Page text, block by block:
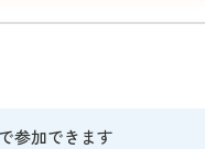
参加できます